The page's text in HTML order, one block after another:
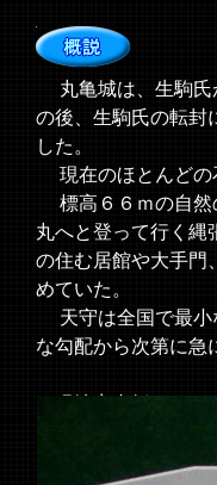
丸亀城は、生駒氏
の後、生駒氏の転封
した。
現在のほとんどの
標高６６ｍの自然
丸へと登って行く縄
の住む居館や大手門
めていた。
天守は全国で最小
な勾配から次第に急